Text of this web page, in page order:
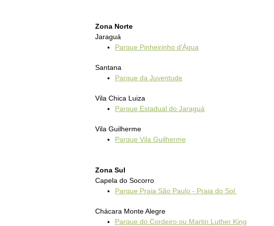
Zona Norte
Jaraguá
Parque Pinheirinho d’Água
Santana
Parque da Juventude
Vila Chica Luiza
Parque Estadual do Jaraguá
Vila Guilherme
Parque Vila Guilherme
Zona Sul
Capela do Socorro
Parque Praia São Paulo - Praia do Sol
Chácara Monte Alegre
Parque do Cordeiro ou Martin Luther King